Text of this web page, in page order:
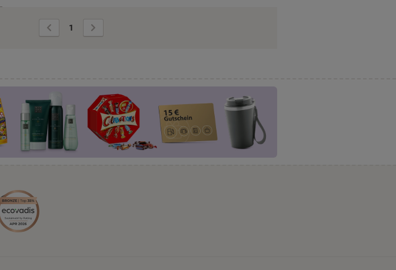
Vorherige
Seite
1
Seite